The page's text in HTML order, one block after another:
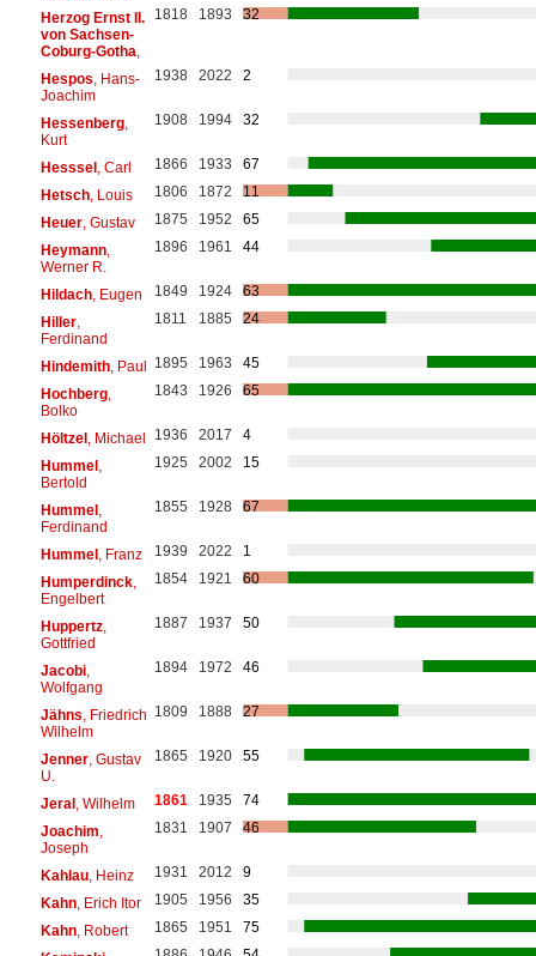
Herzog Ernst II.
von Sachsen-
Coburg-Gotha
1818 1893 32
Hespos , Hans-
Joachim
1938 2022 2
Hessenberg,
Kurt
1908 1994 32
Hesssel, Carl 1866 1933
67
Hetsch, Louis 1806 1872
11
Heuer, Gustav 1875 1952
65
Heymann,
Werner R.
1896 1961 44
Hildach, Eugen 1849 1924
63
Hiller,
Ferdinand
1811 1885 24
Hindemith, Paul 1895 1963
45
Hochberg,
Bolko
1843 1926 65
Höltzel, Michael 1936 2017
4
Hummel,
Bertold
1925 2002 15
Hummel,
Ferdinand
1855 1928 67
Hummel, Franz 1939 2022
1
Humperdinck,
Engelbert
1854 1921 60
Huppertz,
Gottfried
1887 1937 50
Jacobi,
Wolfgang
1894 1972 46
Jähns , Friedrich
Wilhelm
1809 1888 27
Jenner, Gustav
U.
1865 1920 55
Jeral, Wilhelm 1861 1935
74
Joachim
Joseph
1831 1907 46
Kahlau, Heinz 1931 2012
9
Kahn, Erich Itor 1905 1956
35
Kahn, Robert 1865 1951
75